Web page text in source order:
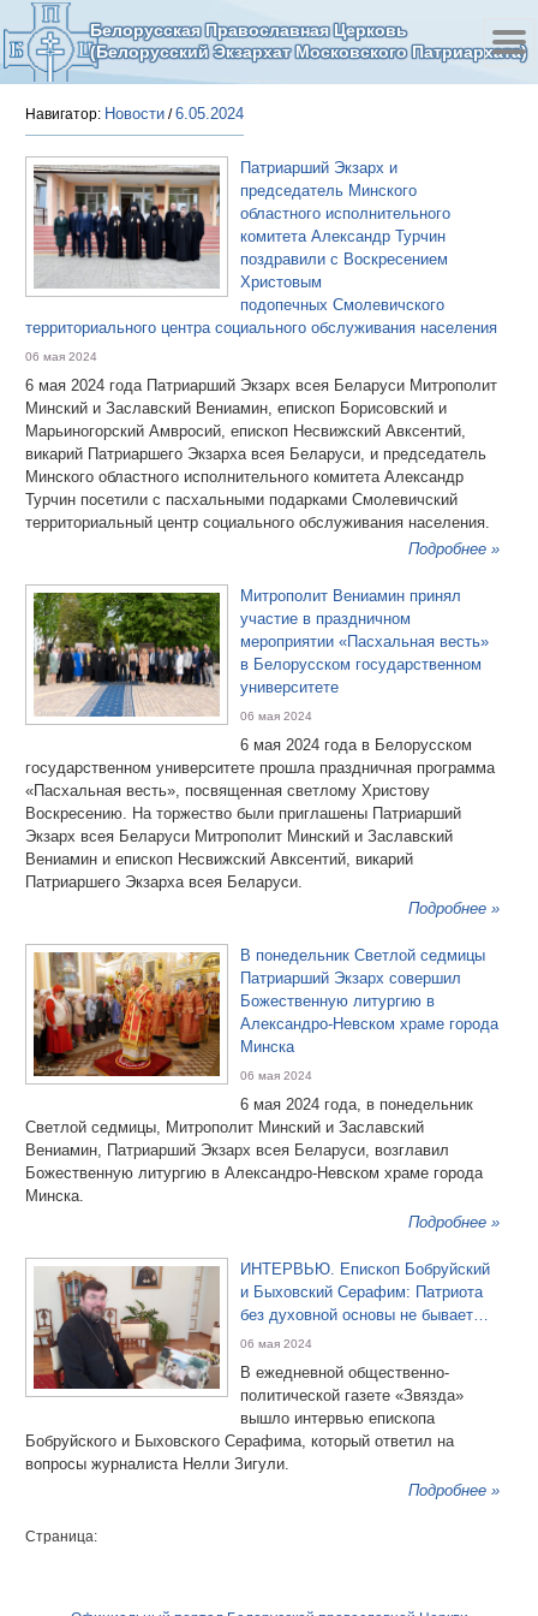
Белорусская Православная Церковь
(Белорусский Экзархат Московского Патриархата)
Навигатор: Новости /6.05.2024
Патриарший Экзарх и
председатель Минского
областного исполнительного
комитета Александр Турчин
поздравили с Воскресением
Христовым
подопечных Смолевичского
территориального центра социального обслуживания населения
06 мая 2024
6 мая 2024 года Патриарший Экзарх всея Беларуси Митрополит
Минский и Заславский Вениамин, епископ Борисовский и
Марьиногорский Амвросий, епископ Несвижский Авксентий,
викарий Патриаршего Экзарха всея Беларуси, и председатель
Минского областного исполнительного комитета Александр
Турчин посетили с пасхальными подарками Смолевичский
территориальный центр социального обслуживания населения.
Подробнее »
Митрополит Вениамин принял
участие в праздничном
мероприятии «Пасхальная весть»
в Белорусском государственном
университете
06 мая 2024
6 мая 2024 года в Белорусском
государственном университете прошла праздничная программа
«Пасхальная весть», посвященная светлому Христову
Воскресению. На торжество были приглашены Патриарший
Экзарх всея Беларуси Митрополит Минский и Заславский
Вениамин и епископ Несвижский Авксентий, викарий
Патриаршего Экзарха всея Беларуси.
Подробнее »
В понедельник Светлой седмицы
Патриарший Экзарх совершил
Божественную литургию в
Александро-Невском храме города
Минска
06 мая 2024
6 мая 2024 года, в понедельник
Светлой седмицы, Митрополит Минский и Заславский
Вениамин, Патриарший Экзарх всея Беларуси, возглавил
Божественную литургию в Александро-Невском храме города
Минска.
Подробнее »
ИНТЕРВЬЮ. Епископ Бобруйский
и Быховский Серафим: Патриота
без духовной основы не бывает…
06 мая 2024
В ежедневной общественно-
политической газете «Звязда»
вышло интервью епископа
Бобруйского и Быховского Серафима, который ответил на
вопросы журналиста Нелли Зигули.
Подробнее »
Страница: